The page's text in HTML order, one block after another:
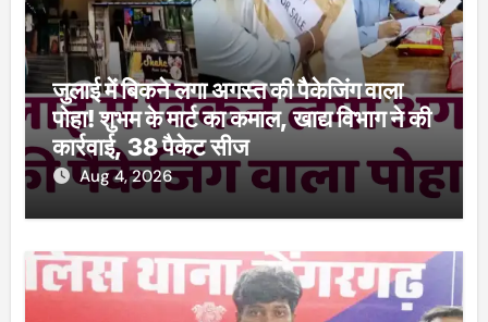
जुलाई में बिकने लगा अगस्त की पैकेजिंग वाला
पोहा! शुभम के मार्ट का कमाल, खाद्य विभाग ने की
कार्रवाई, 38 पैकेट सीज
Aug 4, 2026